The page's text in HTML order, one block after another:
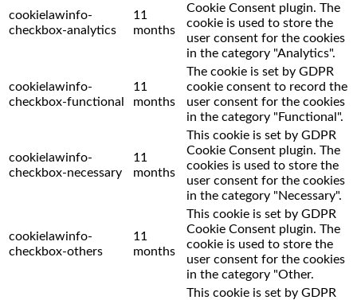
cookielawinfo-
checkbox-analytics
11
months
Cookie Consent plugin. The
cookie is used to store the
user consent for the cookies
in the category "Analytics".
cookielawinfo-
checkbox-functional
11
months
The cookie is set by GDPR
cookie consent to record the
user consent for the cookies
in the category "Functional".
cookielawinfo-
checkbox-necessary
11
months
This cookie is set by GDPR
Cookie Consent plugin. The
cookies is used to store the
user consent for the cookies
in the category "Necessary".
cookielawinfo-
checkbox-others
11
months
This cookie is set by GDPR
Cookie Consent plugin. The
cookie is used to store the
user consent for the cookies
in the category "Other.
This cookie is set by GDPR